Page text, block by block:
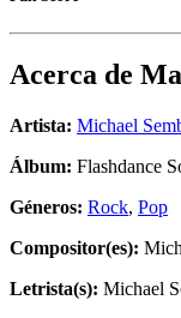
Acerca de
Artista: Michael
Álbum: Flashdance
Géneros: Rock, Pop
Compositor(es):
Letrista(s): Michael